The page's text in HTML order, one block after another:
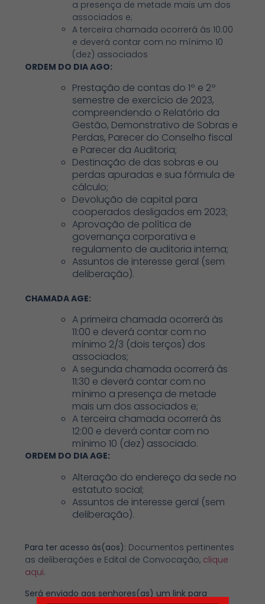
a presença de metade mais um dos
associados e;
A terceira chamada ocorrerá às 10:00
e deverá contar com no mínimo 10
(dez) associados
ORDEM DO DIA AGO:
Prestação de contas do 1º e 2º
semestre de exercício de 2023,
compreendendo o Relatório da
Gestão, Demonstrativo de Sobras e
Perdas, Parecer do Conselho fiscal
e Parecer da Auditoria;
Destinação de das sobras e ou
perdas apuradas e sua fórmula de
cálculo;
Devolução de capital para
cooperados desligados em 2023;
Aprovação de política de
governança corporativa e
regulamento de auditoria interna;
Assuntos de interesse geral (sem
deliberação).
CHAMADA AGE:
A primeira chamada ocorrerá às
11:00 e deverá contar com no
mínimo 2/3 (dois terços) dos
associados;
A segunda chamada ocorrerá às
11:30 e deverá contar com no
mínimo a presença de metade
mais um dos associados e;
A terceira chamada ocorrerá às
12:00 e deverá contar com no
mínimo 10 (dez) associado.
ORDEM DO DIA AGE:
Alteração do endereço da sede no
estatuto social;
Assuntos de interesse geral (sem
deliberação).
Para ter acesso às(aos): Documentos pertinentes
as deliberações e Edital de Convocação, clique
aqui.
Será enviado aos senhores(as) um link para